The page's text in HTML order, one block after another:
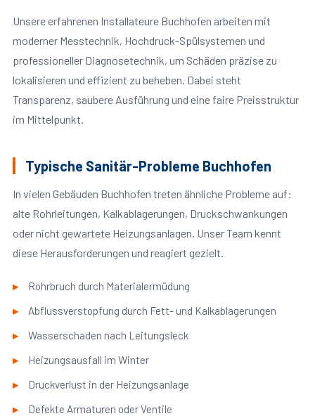
Unsere erfahrenen Installateure Buchhofen arbeiten mit
moderner Messtechnik, Hochdruck-Spülsystemen und
professioneller Diagnosetechnik, um Schäden präzise zu
lokalisieren und effizient zu beheben. Dabei steht
Transparenz, saubere Ausführung und eine faire Preisstruktur
im Mittelpunkt.
Typische Sanitär-Probleme Buchhofen
In vielen Gebäuden Buchhofen treten ähnliche Probleme auf:
alte Rohrleitungen, Kalkablagerungen, Druckschwankungen
oder nicht gewartete Heizungsanlagen. Unser Team kennt
diese Herausforderungen und reagiert gezielt.
Rohrbruch durch Materialermüdung
Abflussverstopfung durch Fett- und Kalkablagerungen
Wasserschaden nach Leitungsleck
Heizungsausfall im Winter
Druckverlust in der Heizungsanlage
Defekte Armaturen oder Ventile